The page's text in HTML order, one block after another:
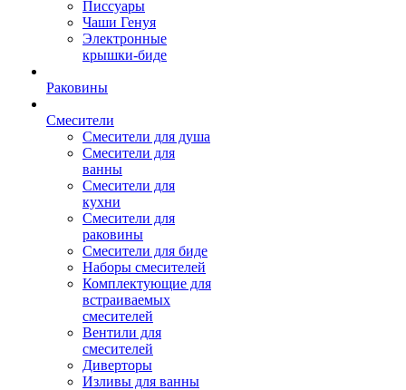
Писсуары
Чаши Генуя
Электронные
крышки-биде
Раковины
Смесители
Смесители для душа
Смесители для
ванны
Смесители для
кухни
Смесители для
раковины
Смесители для биде
Наборы смесителей
Комплектующие для
встраиваемых
смесителей
Вентили для
смесителей
Диверторы
Изливы для ванны